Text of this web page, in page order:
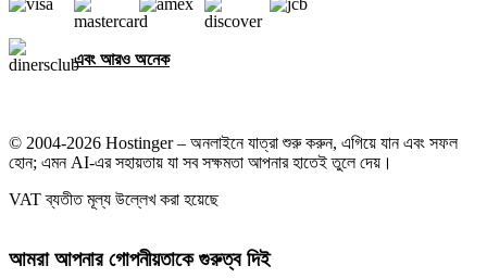
এবং আরও অনেক
© 2004-2026 Hostinger – অনলাইনে যাত্রা শুরু করুন, এগিয়ে যান এবং সফল
হোন; এমন AI-এর সহায়তায় যা সব সক্ষমতা আপনার হাতেই তুলে দেয়।
VAT ব্যতীত মূল্য উল্লেখ করা হয়েছে
আমরা আপনার গোপনীয়তাকে গুরুত্ব দিই